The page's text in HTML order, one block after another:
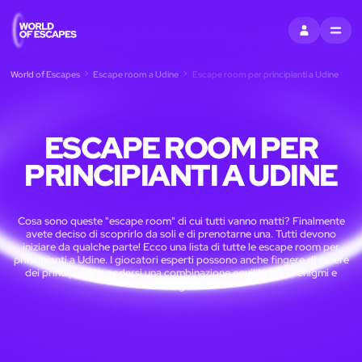
ACCEDIMENU
World of Escapes Escape room a Udine Escape room per principianti a Udine
ESCAPE ROOM PER
PRINCIPIANTI A UDINE
Cosa sono queste "escape room" di cui tutti vanno matti? Finalmente
avete deciso di scoprirlo da soli e di prenotarne una. Tutti devono
iniziare da qualche parte! Ecco una lista di tutte le escape room per
principianti a Udine. I giocatori esperti possono anche fingere di essere
dei principianti e godersi una combinazione equilibrata di enigmi e